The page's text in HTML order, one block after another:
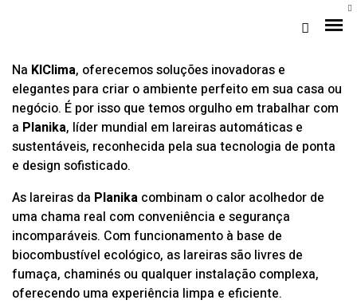
Loja Braga (Sede)
Loja Gaia
Na KlClima, oferecemos soluções inovadoras e
elegantes para criar o ambiente perfeito em sua casa ou
negócio. É por isso que temos orgulho em trabalhar com
a Planika, líder mundial em lareiras automáticas e
sustentáveis, reconhecida pela sua tecnologia de ponta
e design sofisticado.
As lareiras da Planika combinam o calor acolhedor de
uma chama real com conveniência e segurança
incomparáveis. Com funcionamento à base de
biocombustível ecológico, as lareiras são livres de
fumaça, chaminés ou qualquer instalação complexa,
oferecendo uma experiência limpa e eficiente.